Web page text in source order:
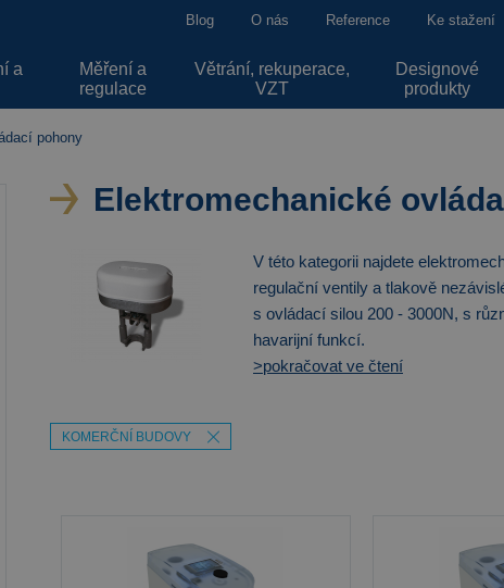
Blog O nás Reference Ke stažení
a
Měření a
regulace
Větrání, rekuperace,
VZT
Designové
produkty
pohony
Elektromechanické
V této kategorii najdete
regulační ventily a tlakově
s ovládací silou 200 - 3000N, s
havarijní funkcí.
>pokračovat ve čtení
KOMERČNÍ BUDOVY